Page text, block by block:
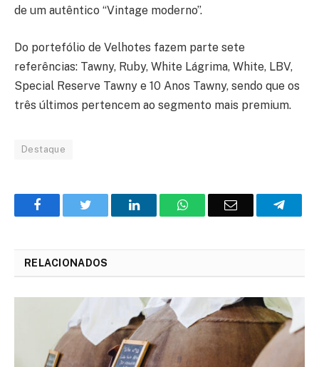
de um autêntico “Vintage moderno”.
Do portefólio de Velhotes fazem parte sete
referências: Tawny, Ruby, White Lágrima, White, LBV,
Special Reserve Tawny e 10 Anos Tawny, sendo que os
três últimos pertencem ao segmento mais premium.
Destaque
FacebookTwitter
O
WhatsAppE-
RELACIONADOS